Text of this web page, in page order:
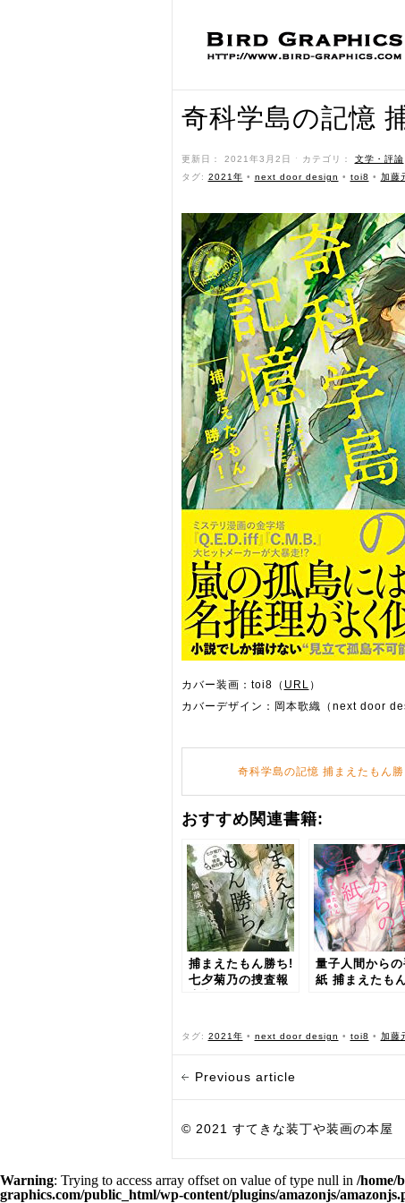
奇科学島の記憶
更新日： 2021年3月2日 ˑ カテゴリ： 文学・評論
タグ: 2021年 • next door design • toi8 • 加藤
カバー装画：toi8（ URL ）
カバーデザイン：岡本歌織（next door
奇科学島の記憶 捕まえたもん
おすすめ関連書籍:
捕まえたもん勝ち!
七夕菊乃の捜査報
量子人間からの
紙 捕まえたも
タグ: 2021年 • next door design • toi8 • 加藤
Previous article
© 2021 すてきな装丁や装画の本
Warning: Trying to access array offset on value of type null in /home/
graphics.com/public_html/wp-content/plugins/amazonjs/